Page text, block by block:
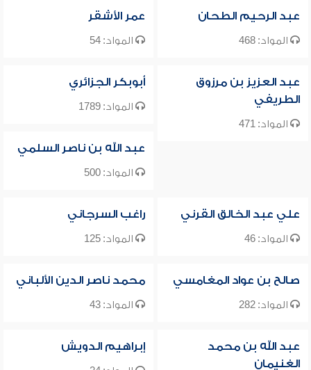
عبد الرحيم الطحان
المواد: 468
عمر الأشقر
المواد: 54
عبد العزيز بن مرزوق
الطريفي
المواد: 471
أبوبكر الجزائري
المواد: 1789
عبد الله بن ناصر السلمي
المواد: 500
علي عبد الخالق القرني
المواد: 46
راغب السرجاني
المواد: 125
صالح بن عواد المغامسي
المواد: 282
محمد ناصر الدين الألباني
المواد: 43
عبد الله بن محمد
الغنيمان
إبراهيم الدويش